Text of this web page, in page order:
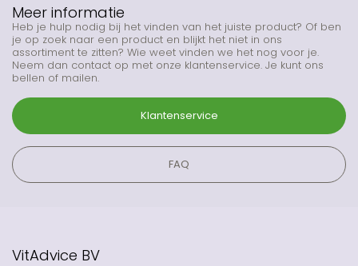
Meer informatie
Heb je hulp nodig bij het vinden van het juiste product? Of ben
je op zoek naar een product en blijkt het niet in ons
assortiment te zitten? Wie weet vinden we het nog voor je.
Neem dan contact op met onze klantenservice. Je kunt ons
bellen of mailen.
Klantenservice
FAQ
VitAdvice BV